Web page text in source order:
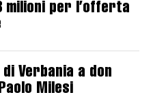
milioni per l’offerta
Verbania a don
Milesi